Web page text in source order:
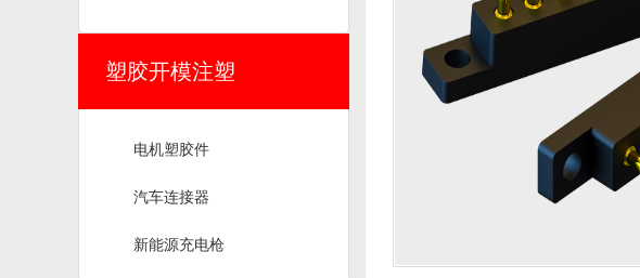
塑胶开模注塑
电机塑胶件
汽车连接器
新能源充电枪